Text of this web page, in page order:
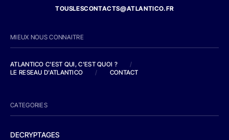
TOUSLESCONTACTS@ATLANTICO.FR
MIEUX NOUS CONNAITRE
ATLANTICO C'EST QUI, C'EST QUOI ?
/
LE RESEAU D'ATLANTICO
/ CONTACT
CATEGORIES
DECRYPTAGES